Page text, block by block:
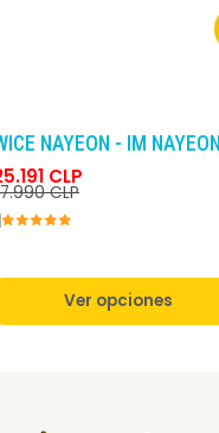
NAYEON - IM NAYEON
CLP
CLP
Ver opciones